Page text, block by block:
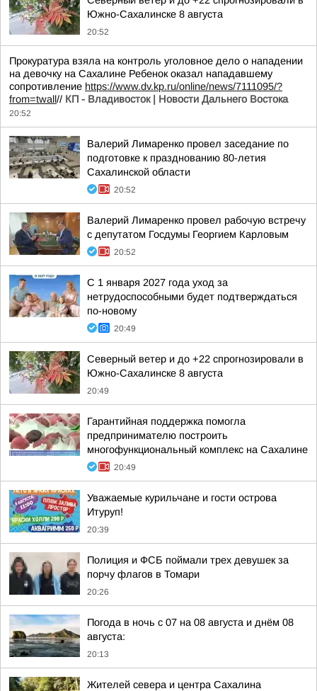
Южно-Сахалинске 8 августа
20:52
Прокуратура взяла на контроль уголовное дело о нападении
на девочку на Сахалине Ребенок оказал нападавшему
сопротивление https://www.dv.kp.ru/online/news/7111095/?
from=twall// КП - Владивосток | Новости Дальнего Востока
20:52
Валерий Лимаренко провел заседание по
подготовке к празднованию 80-летия
Сахалинской области
20:52
Валерий Лимаренко провел рабочую встречу
с депутатом Госдумы Георгием Карловым
20:52
С 1 января 2027 года уход за
нетрудоспособными будет подтверждаться
по-новому
20:49
Северный ветер и до +22 спрогнозировали в
Южно-Сахалинске 8 августа
20:49
Гарантийная поддержка помогла
предпринимателю построить
многофункциональный комплекс на Сахалине
20:49
Уважаемые курильчане и гости острова
Итуруп!
20:39
Полиция и ФСБ поймали трех девушек за
порчу флагов в Томари
20:26
Погода в ночь с 07 на 08 августа и днём 08
августа:
20:13
Жителей севера и центра Сахалина